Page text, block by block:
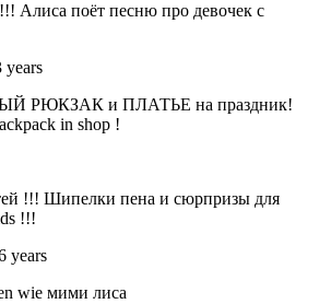
поёт песню про девочек с
РЮКЗАК и ПЛАТЬЕ на праздник!
in shop !
!!! Шипелки пена и сюрпризы для
!!!
years
wie мими лиса